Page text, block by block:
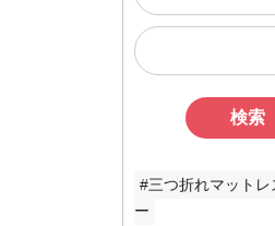
検索
#三つ折れマット
ー